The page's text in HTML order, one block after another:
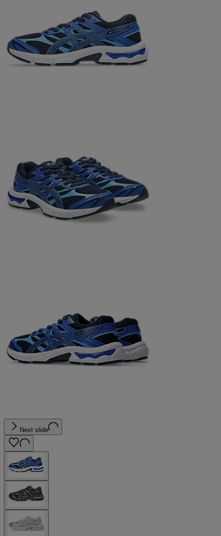
Next slide